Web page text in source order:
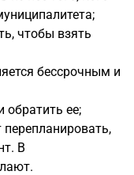
чтобы взять
бессрочным и
обратить ее;
В